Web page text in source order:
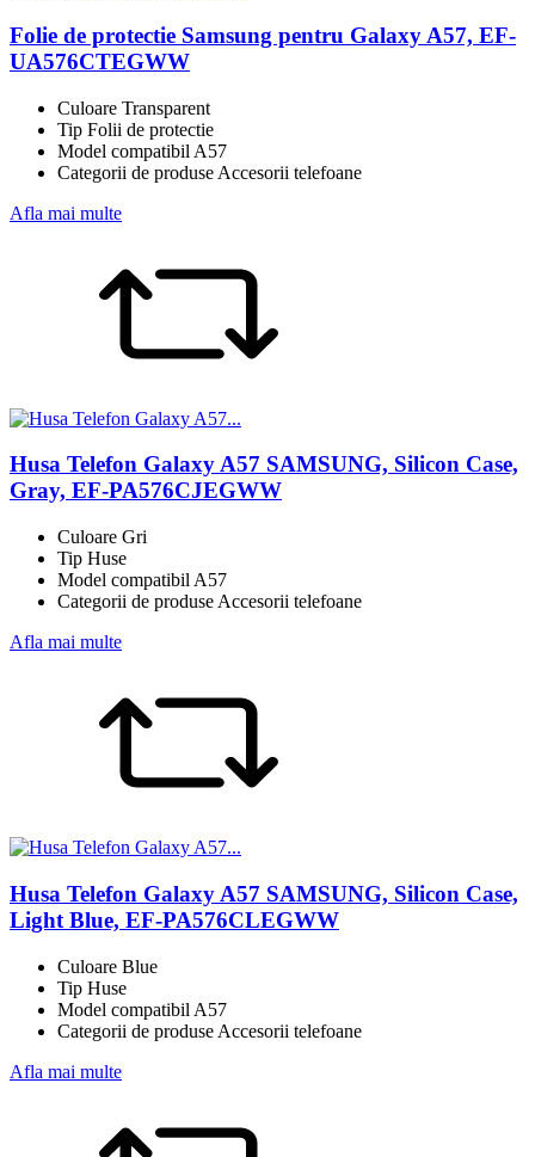
Folie de protectie Samsung pentru Galaxy A57, EF-
UA576CTEGWW
Culoare Transparent
Tip Folii de protectie
Model compatibil A57
Categorii de produse Accesorii telefoane
Afla mai multe
Husa Telefon Galaxy A57 SAMSUNG, Silicon Case,
Gray, EF-PA576CJEGWW
Culoare Gri
Tip Huse
Model compatibil A57
Categorii de produse Accesorii telefoane
Afla mai multe
Husa Telefon Galaxy A57 SAMSUNG, Silicon Case,
Light Blue, EF-PA576CLEGWW
Culoare Blue
Tip Huse
Model compatibil A57
Categorii de produse Accesorii telefoane
Afla mai multe